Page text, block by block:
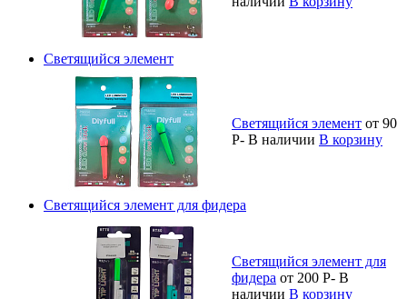
Светящийся элемент
Светящийся элемент от 90
Р- В наличии В корзину
Светящийся элемент для фидера
Светящийся элемент для
фидера от 200 Р- В
наличии В корзину